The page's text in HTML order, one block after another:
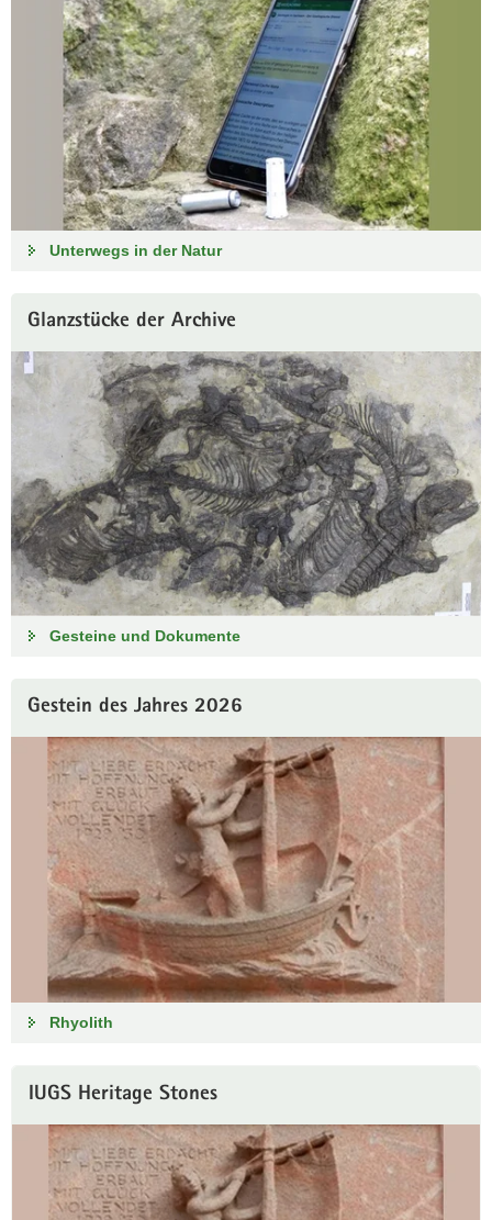
Unterwegs in der Natur
Glanzstücke der Archive
Gesteine und Dokumente
Gestein des Jahres 2026
Rhyolith
IUGS Heritage Stones